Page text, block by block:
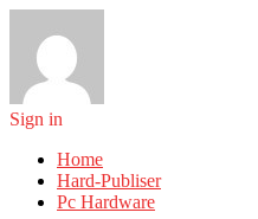
Sign in
Home
Hard-Publiser
Pc Hardware